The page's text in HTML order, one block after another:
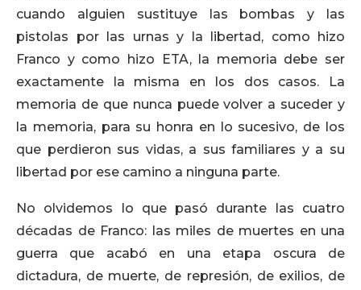
cuando alguien sustituye las bombas y las
pistolas por las urnas y la libertad, como hizo
Franco y como hizo ETA, la memoria debe ser
exactamente la misma en los dos casos. La
memoria de que nunca puede volver a suceder y
la memoria, para su honra en lo sucesivo, de los
que perdieron sus vidas, a sus familiares y a su
libertad por ese camino a ninguna parte.
No olvidemos lo que pasó durante las cuatro
décadas de Franco: las miles de muertes en una
guerra que acabó en una etapa oscura de
dictadura, de muerte, de represión, de exilios, de